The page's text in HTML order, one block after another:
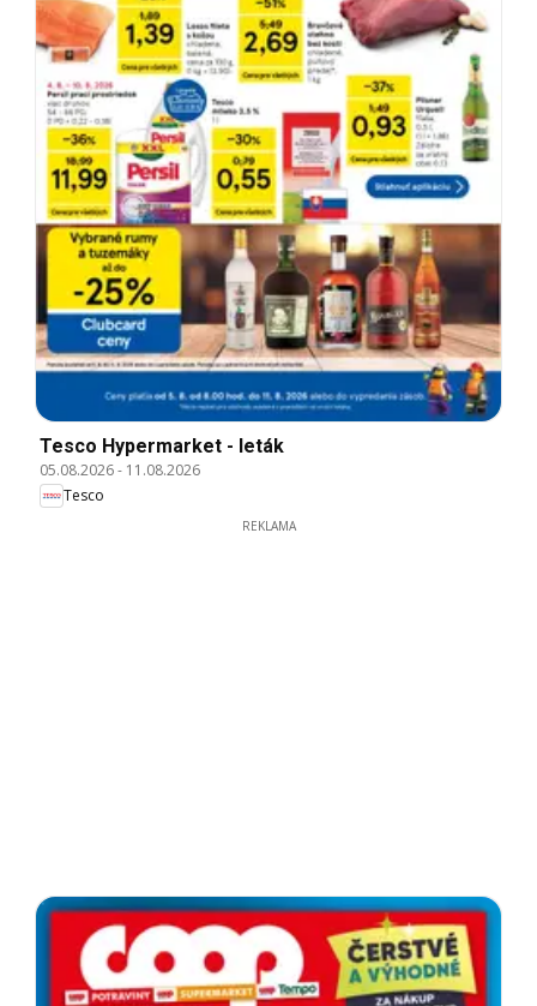
Tesco Hypermarket - leták
05.08.2026- 11.08.2026
Tesco
REKLAMA